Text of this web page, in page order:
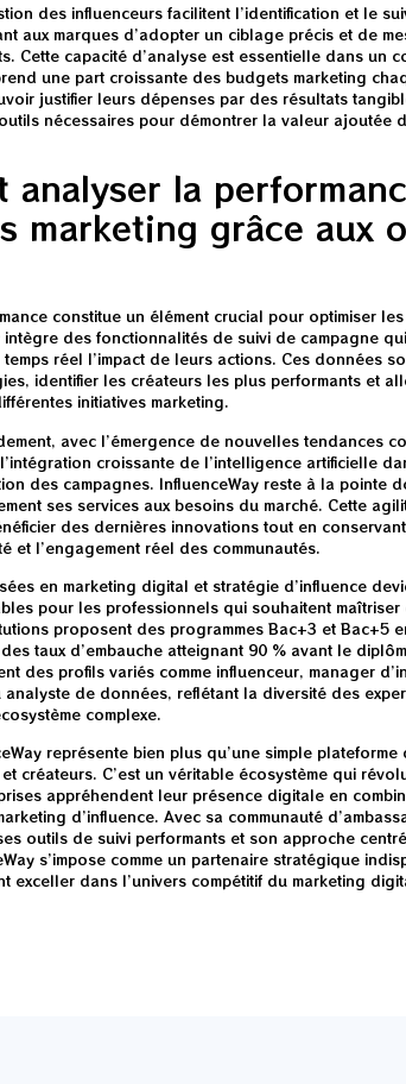
des influenceurs facilitent l’identification et le
aux marques d’adopter un ciblage précis et de
Cette capacité d’analyse est essentielle dans un
une part croissante des budgets marketing
justifier leurs dépenses par des résultats
nécessaires pour démontrer la valeur ajoutée
analyser la
marketing grâce aux
constitue un élément crucial pour optimiser
des fonctionnalités de suivi de campagne
temps réel l’impact de leurs actions. Ces données
identifier les créateurs les plus performants et
initiatives marketing.
avec l’émergence de nouvelles tendances
croissante de l’intelligence artificielle
des campagnes. InfluenceWay reste à la pointe
ses services aux besoins du marché. Cette
des dernières innovations tout en
et l’engagement réel des communautés.
en marketing digital et stratégie d’influence
pour les professionnels qui souhaitent
proposent des programmes Bac+3 et Bac+5
taux d’embauche atteignant 90 % avant le
des profils variés comme influenceur, manager
analyste de données, reflétant la diversité des
complexe.
représente bien plus qu’une simple plateforme
créateurs. C’est un véritable écosystème qui
appréhendent leur présence digitale en
d’influence. Avec sa communauté
outils de suivi performants et son approche
s’impose comme un partenaire stratégique
exceller dans l’univers compétitif du marketing